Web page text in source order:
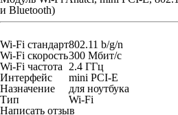
и Bluetooth)
Wi-Fi cтандарт802.11 b/g/n
Wi-Fi скорость300 Мбит/с
Wi-Fi частота
2.4 ГГц
Интерфейс
mini PCI-E
Назначение
для ноутбука
Тип
Wi-Fi
Написать отзыв